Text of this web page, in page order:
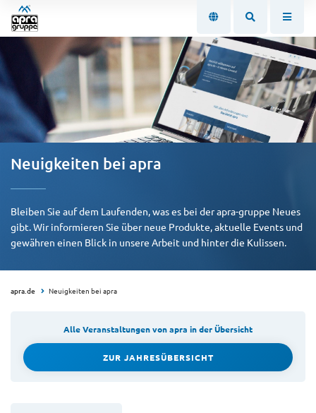
Neuigkeiten bei apra
Bleiben Sie auf dem Laufenden, was es bei der apra-gruppe Neues
gibt. Wir informieren Sie über neue Produkte, aktuelle Events und
gewähren einen Blick in unsere Arbeit und hinter die Kulissen.
apra.de Neuigkeiten bei apra
Alle Veranstaltungen von apra in der Übersicht
ZUR JAHRESÜBERSICHT